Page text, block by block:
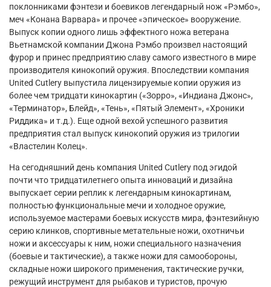
поклонниками фэнтези и боевиков легендарный нож «Рэмбо»,
меч «Конана Варвара» и прочее «эпическое» вооружение.
Выпуск копии одного лишь эффектного ножа ветерана
Вьетнамской компании Джона Рэмбо произвел настоящий
фурор и принес предприятию славу самого известного в мире
производителя кинокопий оружия. Впоследствии компания
United Cutlery выпустила лицензируемые копии оружия из
более чем тридцати кинокартин («Зорро», «Индиана Джонс»,
«Терминатор», Блейд», «Тень», «Пятый Элемент», «Хроники
Риддика» и т.д.). Еще одной вехой успешного развития
предприятия стал выпуск кинокопий оружия из трилогии
«Властелин Колец».
На сегодняшний день компания United Cutlery под эгидой
почти что тридцатилетнего опыта инноваций и дизайна
выпускает серии реплик к легендарным кинокартинам,
полностью функциональные мечи и холодное оружие,
используемое мастерами боевых искусств мира, фэнтезийную
серию клинков, спортивные метательные ножи, охотничьи
ножи и аксессуары к ним, ножи специального назначения
(боевые и тактические), а также ножи для самообороны,
складные ножи широкого применения, тактические ручки,
режущий инструмент для рыбаков и туристов, прочую